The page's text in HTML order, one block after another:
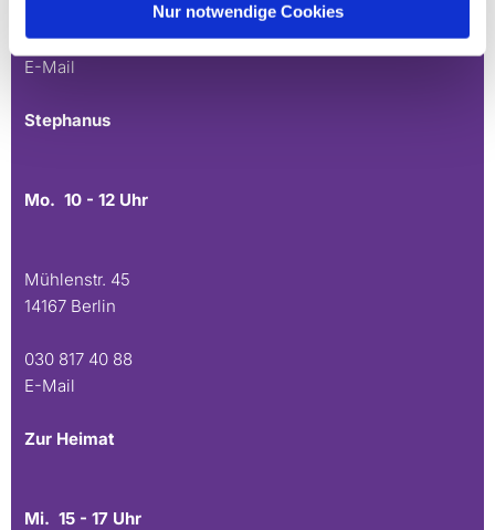
Nur notwendige Cookies
030 815 45 54
E-Mail
Stephanus
Mo. 10 - 12 Uhr
Mühlenstr. 45
14167 Berlin
030 817 40 88
E-Mail
Zur Heimat
Mi. 15 - 17 Uhr